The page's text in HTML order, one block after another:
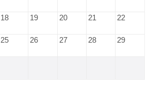
18 19 20 21 22
25 26 27 28 29